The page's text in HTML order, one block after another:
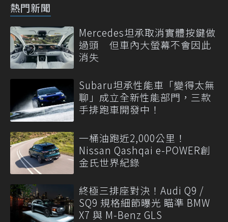
熱門新聞
Mercedes坦承取消實體按鍵做
過頭 但車內大螢幕不會因此
消失
Subaru坦承性能車「變得太無
聊」成立全新性能部門，三款
手排跑車開發中！
一桶油跑近2,000公里！
Nissan Qashqai e-POWER創
金氏世界紀錄
終極三排座對決！Audi Q9 /
SQ9 規格細節曝光 瞄準 BMW
X7 與 M-Benz GLS